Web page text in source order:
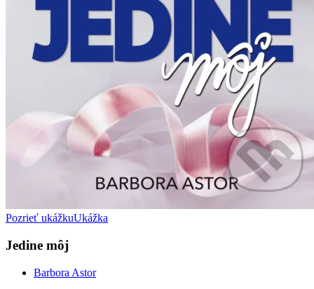
Pozrieť ukážkuUkážka
Jedine môj
Barbora Astor